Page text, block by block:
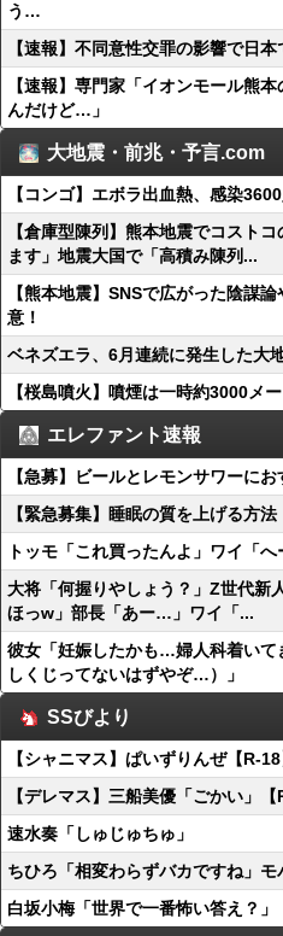
う…
【速報】不同意性交罪の影響で日
【速報】専門家「イオンモール熊
んだけど…」
大地震・前兆・予言.com
【コンゴ】エボラ出血熱、感染
【倉庫型陳列】熊本地震でコスト
ます」地震大国で「高積み陳列...
【熊本地震】SNSで広がった陰謀
意！
ベネズエラ、6月連続に発生した大
【桜島噴火】噴煙は一時約3000メ
エレファント速報
【急募】ビールとレモンサワーに
【緊急募集】睡眠の質を上げる方法
トッモ「これ買ったんよ」ワイ「へ
大将「何握りやしょう？」Z世代新
ほっw」部長「あー…」ワイ「...
彼女「妊娠したかも…婦人科着いて
しくじってないはずやぞ…）」
SSびより
【シャニマス】ぱいずりんぜ【R-18
【デレマス】三船美優「ごかい」【
速水奏「しゅじゅちゅ」
ちひろ「相変わらずバカですね」モ
白坂小梅「世界で一番怖い答え？」